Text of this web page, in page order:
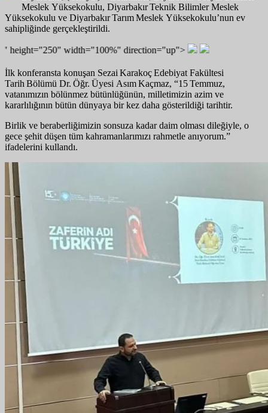
Meslek Yüksekokulu, Diyarbakır Teknik Bilimler Meslek
Yüksekokulu ve Diyarbakır Tarım Meslek Yüksekokulu’nun ev
sahipliğinde gerçekleştirildi.
width="100%" direction="up">
İlk konferansta konuşan Sezai Karakoç Edebiyat Fakültesi
Tarih Bölümü Dr. Öğr. Üyesi Asım Kaçmaz, “15 Temmuz,
vatanımızın bölünmez bütünlüğünün, milletimizin azim ve
kararlılığının bütün dünyaya bir kez daha gösterildiği tarihtir.
Birlik ve beraberliğimizin sonsuza kadar daim olması dileğiyle, o
gece şehit düşen tüm kahramanlarımızı rahmetle anıyorum.”
ifadelerini kullandı.